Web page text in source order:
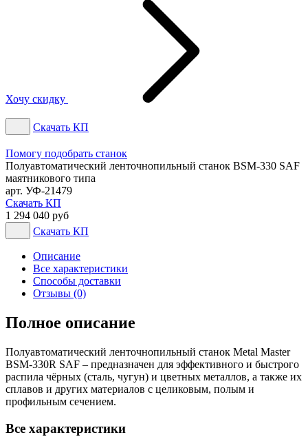
Хочу скидку
Скачать КП
Помогу подобрать станок
Полуавтоматический ленточнопильный станок BSM-330 SAF
маятникового типа
арт. УФ-21479
Скачать КП
1 294 040 руб
Скачать КП
Описание
Все характеристики
Способы доставки
Отзывы (0)
Полное описание
Полуавтоматический ленточнопильный станок Metal Master
BSM-330R SAF – предназначен для эффективного и быстрого
распила чёрных (сталь, чугун) и цветных металлов, а также их
сплавов и других материалов с целиковым, полым и
профильным сечением.
Все характеристики